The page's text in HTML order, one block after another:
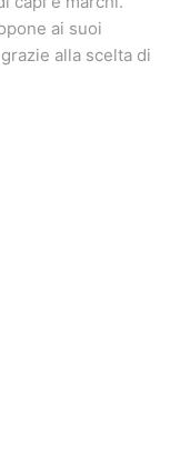
ai suoi
alla scelta di